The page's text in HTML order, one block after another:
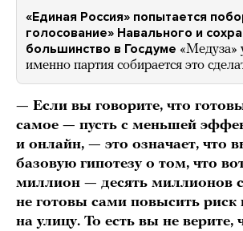
«Единая Россия» попытается
голосование» Навального и
большинство в Госдуме «Медуза»
именно партия собирается это
— Если вы говорите, что
самое — пусть с меньшей
и онлайн, — это означает, что
базовую гипотезу о том, что
миллион — десять миллионов
не готовы сами повысить риск
на улицу. То есть вы не верите,